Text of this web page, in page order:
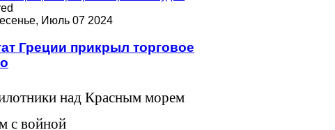
Июль 07 2024
Греции прикрыл торговое
над Красным морем
с войной